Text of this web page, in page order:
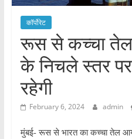
कॉर्पोरेट
रूस से कच्चा
के निचले स्तर
रहेगी
February 6, 2024 admin
मुंबई- रूस से भारत का कच्चा तेल